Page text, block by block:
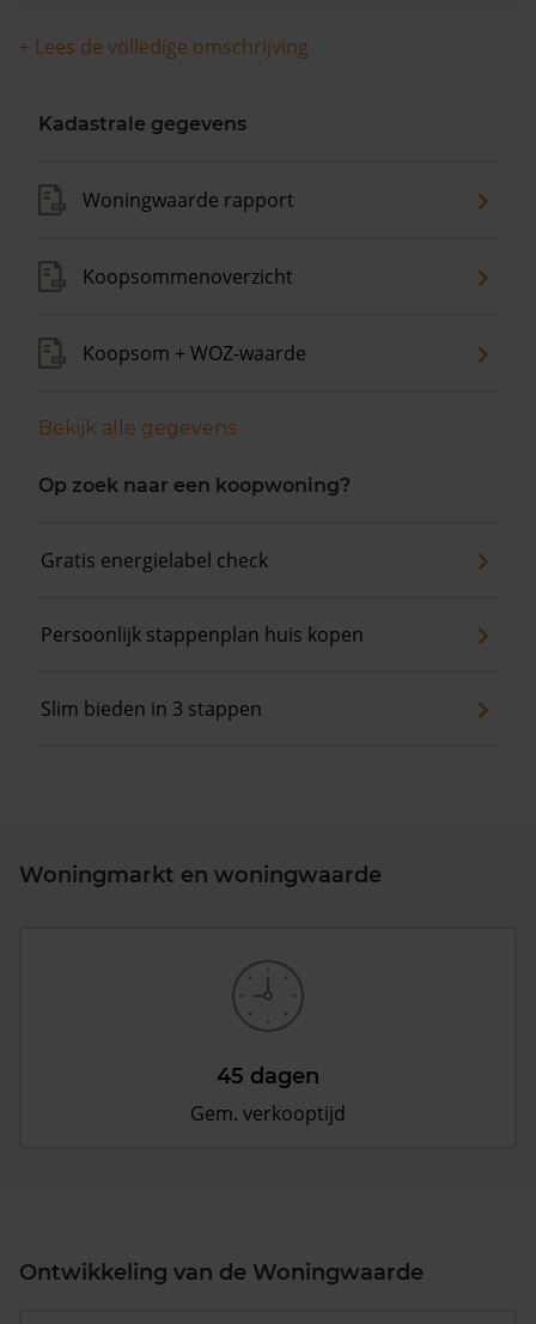
+ Lees de volledige omschrijving
Kadastrale gegevens
Woningwaarde rapport
Koopsommenoverzicht
Koopsom + WOZ-waarde
Bekijk alle gegevens
Op zoek naar een koopwoning?
Gratis energielabel check
Persoonlijk stappenplan huis kopen
Slim bieden in 3 stappen
Woningmarkt en woningwaarde
45 dagen
Gem. verkooptijd
Ontwikkeling van de Woningwaarde